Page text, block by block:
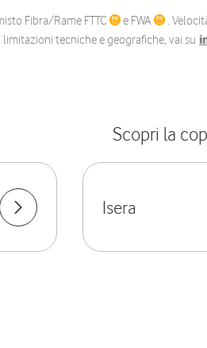
Fibra/Rame FTTC e FWA .
tecniche e geografiche, vai su
Scopri la
Isera